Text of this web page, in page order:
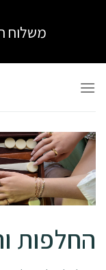
משלוח
החלפות